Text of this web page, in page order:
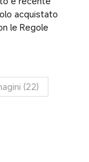
acquistato
le Regole
(22)